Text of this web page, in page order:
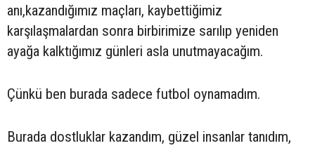
anı,kazandığımız maçları, kaybettiğimiz
karşılaşmalardan sonra birbirimize sarılıp yeniden
ayağa kalktığımız günleri asla unutmayacağım.
Çünkü ben burada sadece futbol oynamadım.
Burada dostluklar kazandım, güzel insanlar tanıdım,